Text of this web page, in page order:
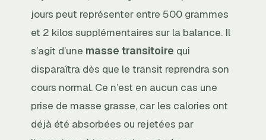
jours peut représenter entre 500 grammes
et 2 kilos supplémentaires sur la balance. Il
s’agit d’une masse transitoire qui
disparaîtra dès que le transit reprendra son
cours normal. Ce n’est en aucun cas une
prise de masse grasse, car les calories ont
déjà été absorbées ou rejetées par